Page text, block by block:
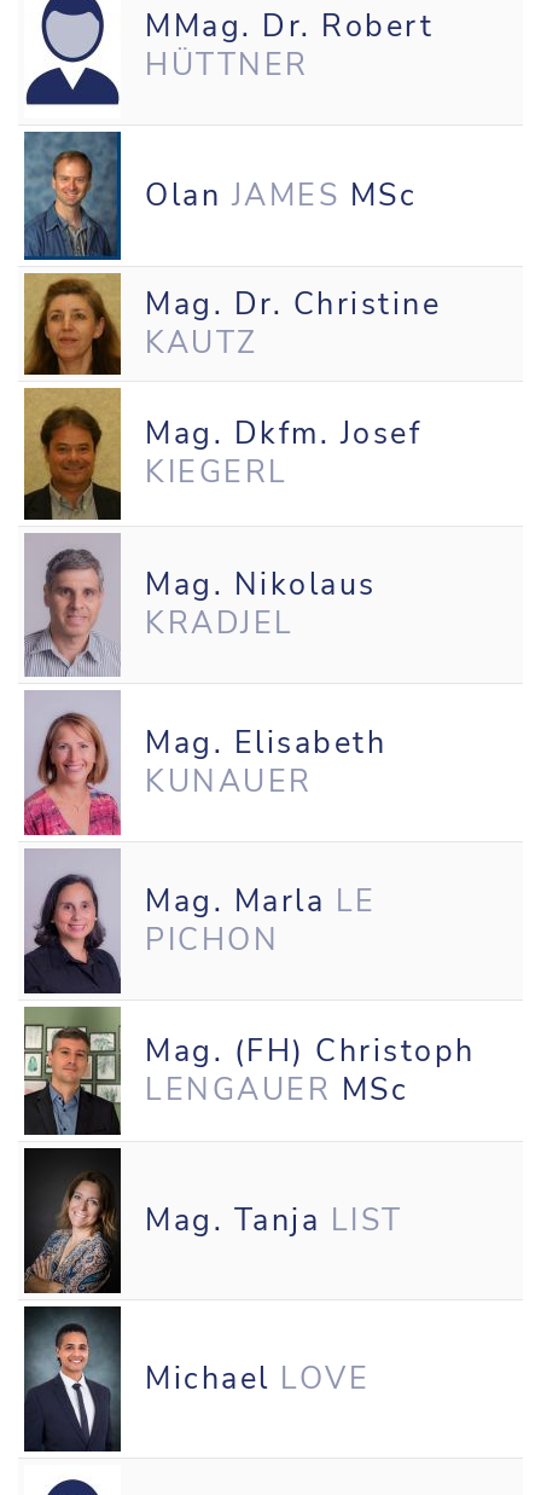
MMag. Dr. Robert
HÜTTNER
Olan JAMES MSc
Mag. Dr. Christine
KAUTZ
Mag. Dkfm. Josef
KIEGERL
Mag. Nikolaus
KRADJEL
Mag. Elisabeth
KUNAUER
Mag. Marla LE
PICHON
Mag. (FH) Christoph
LENGAUER MSc
Mag. Tanja LIST
Michael LOVE